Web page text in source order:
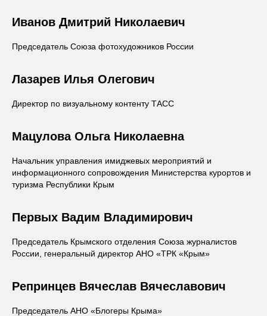
Иванов Дмитрий Николаевич
Председатель Союза фотохудожников России
Лазарев Илья Олегович
Директор по визуальному контенту ТАСС
Мацулова Ольга Николаевна
Начальник управления имиджевых мероприятий и
информационного сопровождения Министерства курортов и
туризма Республики Крым
Первых Вадим Владимирович
Председатель Крымского отделения Союза журналистов
России, генеральный директор АНО «ТРК «Крым»
Репринцев Вячеслав Вячеславович
Председатель АНО «Блогеры Крыма»